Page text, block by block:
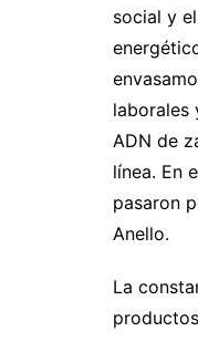
social y
laborales
ADN de
línea. En
pasaron
Anello.
La